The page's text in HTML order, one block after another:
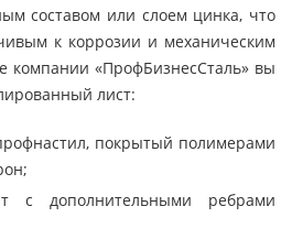
составом или слоем цинка, что
к коррозии и механическим
компании «ПрофБизнесСталь» вы
лист:
покрытый полимерами
с дополнительными ребрами